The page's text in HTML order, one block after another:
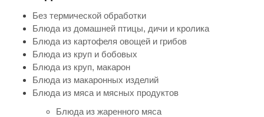
Без термической обработки
Блюда из домашней птицы, дичи и кролика
Блюда из картофеля овощей и грибов
Блюда из круп и бобовых
Блюда из круп, макарон
Блюда из макаронных изделий
Блюда из мяса и мясных продуктов
Блюда из жаренного мяса